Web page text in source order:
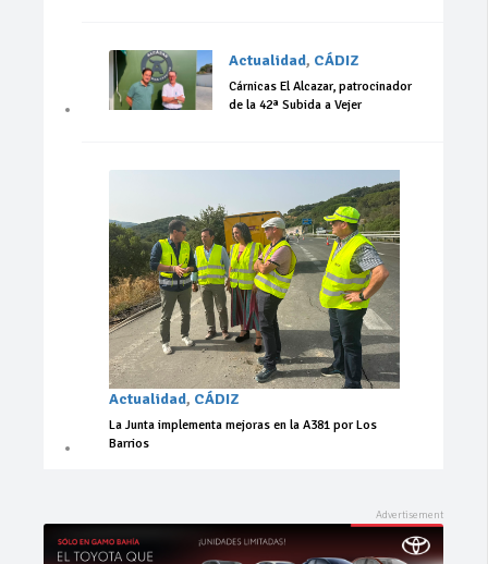
Actualidad, CÁDIZ
Cárnicas El Alcazar, patrocinador
de la 42ª Subida a Vejer
Actualidad, CÁDIZ
La Junta implementa mejoras en la A381 por Los
Barrios